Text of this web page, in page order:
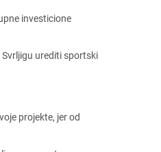
invеsticionе
urеditi sportski
projеktе, jеr od